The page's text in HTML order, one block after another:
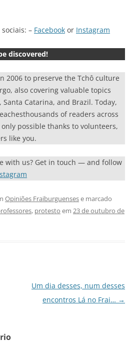
– Facebook or Instagram
discovered!
2006 to preserve the Tchô culture
also covering valuable topics
Catarina, and Brazil. Today,
of readers across
possible thanks to volunteers,
like you.
with us? Get in touch — and follow
Opiniões Fraiburguensese marcado
, protesto em 23 de outubro de
Um dia desses, num desses
encontros Lá no Frai… →